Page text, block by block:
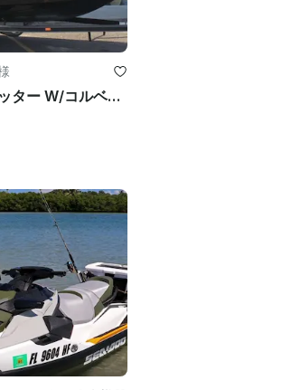
2006 マリブウェイクセッター W/コルベット LS1 エンジン (おもちゃ付き)